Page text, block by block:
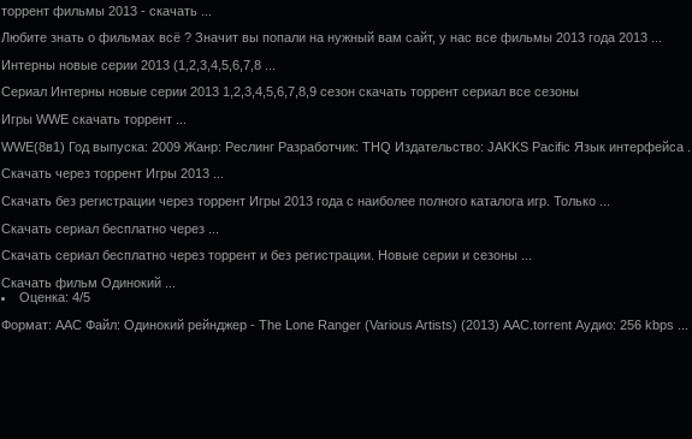
торрент фильмы 2013 - скачать ...
Любите знать о фильмах всё ? Значит вы попали на нужный вам сайт, у нас все фильмы 2013 года 2013 ...
Интерны новые серии 2013 (1,2,3,4,5,6,7,8 ...
Сериал Интерны новые серии 2013 1,2,3,4,5,6,7,8,9 сезон скачать торрент сериал все сезоны
Игры WWE скачать торрент ...
WWE(8в1) Год выпуска: 2009 Жанр: Реслинг Разработчик: THQ Издательство: JAKKS Pacific Язык интерфейса ...
Скачать через торрент Игры 2013 ...
Скачать без регистрации через торрент Игры 2013 года с наиболее полного каталога игр. Только ...
Скачать сериал бесплатно через ...
Скачать сериал бесплатно через торрент и без регистрации. Новые серии и сезоны ...
Скачать фильм Одинокий ...
Оценка: 4/5
Формат: AAC Файл: Одинокий рейнджер - The Lone Ranger (Various Artists) (2013) ААС.torrent Аудио: 256 kbps ...